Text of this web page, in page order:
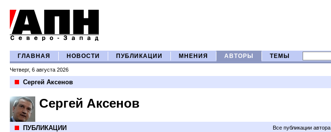
ГЛАВНАЯ НОВОСТИ ПУБЛИКАЦИИ МНЕНИЯ АВТОРЫ ТЕМЫ
Четверг, 6 августа 2026
Сергей Аксенов
Сергей Аксенов
ПУБЛИКАЦИИ Все публикации автора